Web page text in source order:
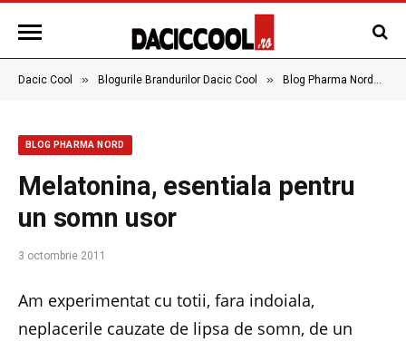
Dacic Cool » Blogurile Brandurilor Dacic Cool » Blog Pharma Nord
BLOG PHARMA NORD
Melatonina, esentiala pentru
un somn usor
3 octombrie 2011
Am experimentat cu totii, fara indoiala,
neplacerile cauzate de lipsa de somn, de un